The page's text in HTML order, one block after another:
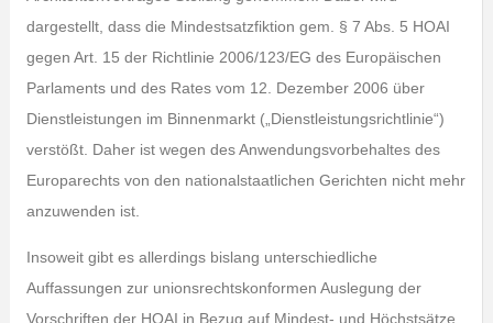
dargestellt, dass die Mindestsatzfiktion gem. § 7 Abs. 5 HOAI
gegen Art. 15 der Richtlinie 2006/123/EG des Europäischen
Parlaments und des Rates vom 12. Dezember 2006 über
Dienstleistungen im Binnenmarkt („Dienstleistungsrichtlinie“)
verstößt. Daher ist wegen des Anwendungsvorbehaltes des
Europarechts von den nationalstaatlichen Gerichten nicht mehr
anzuwenden ist.
Insoweit gibt es allerdings bislang unterschiedliche
Auffassungen zur unionsrechtskonformen Auslegung der
Vorschriften der HOAI in Bezug auf Mindest- und Höchstsätze